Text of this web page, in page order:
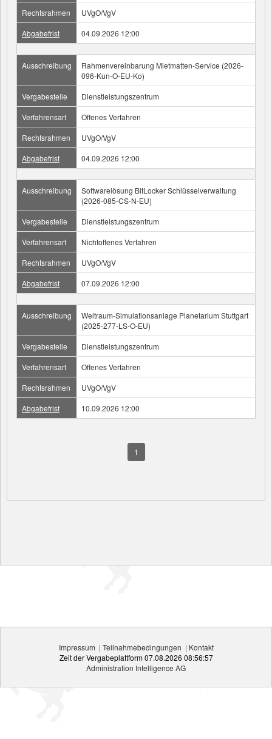
Rechtsrahmen
UVgO/VgV
Abgabefrist
04.09.2026 12:00
Ausschreibung
Rahmenvereinbarung Mietmatten-Service (2026-
096-Kun-O-EU-Ko)
Vergabestelle
Dienstleistungszentrum
Verfahrensart
Offenes Verfahren
Rechtsrahmen
UVgO/VgV
Abgabefrist
04.09.2026 12:00
Ausschreibung
Softwarelösung BitLocker Schlüsselverwaltung
(2026-085-CS-N-EU)
Vergabestelle
Dienstleistungszentrum
Verfahrensart
Nichtoffenes Verfahren
Rechtsrahmen
UVgO/VgV
Abgabefrist
07.09.2026 12:00
Ausschreibung
Weltraum-Simulationsanlage Planetarium Stuttgart
(2025-277-LS-O-EU)
Vergabestelle
Dienstleistungszentrum
Verfahrensart
Offenes Verfahren
Rechtsrahmen
UVgO/VgV
Abgabefrist
10.09.2026 12:00
1
Impressum | Teilnahmebedingungen | Kontakt
Zeit der Vergabeplattform 07.08.2026 08:56:57
Administration Intelligence AG